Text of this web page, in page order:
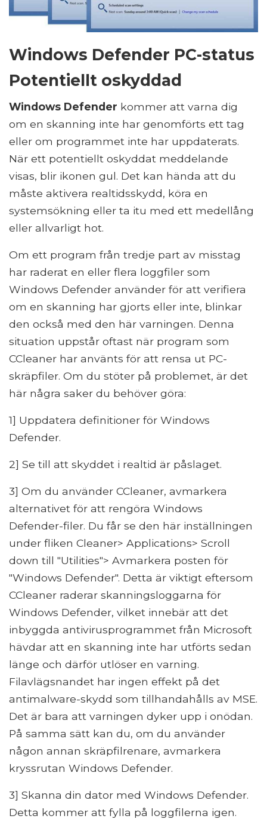
Windows Defender PC-status
Potentiellt oskyddad
Windows Defender kommer att varna dig
om en skanning inte har genomförts ett tag
eller om programmet inte har uppdaterats.
När ett potentiellt oskyddat meddelande
visas, blir ikonen gul. Det kan hända att du
måste aktivera realtidsskydd, köra en
systemsökning eller ta itu med ett medellång
eller allvarligt hot.
Om ett program från tredje part av misstag
har raderat en eller flera loggfiler som
Windows Defender använder för att verifiera
om en skanning har gjorts eller inte, blinkar
den också med den här varningen. Denna
situation uppstår oftast när program som
CCleaner har använts för att rensa ut PC-
skräpfiler. Om du stöter på problemet, är det
här några saker du behöver göra:
1] Uppdatera definitioner för Windows
Defender.
2] Se till att skyddet i realtid är påslaget.
3] Om du använder CCleaner, avmarkera
alternativet för att rengöra Windows
Defender-filer. Du får se den här inställningen
under fliken Cleaner> Applications> Scroll
down till "Utilities"> Avmarkera posten för
"Windows Defender". Detta är viktigt eftersom
CCleaner raderar skanningsloggarna för
Windows Defender, vilket innebär att det
inbyggda antivirusprogrammet från Microsoft
hävdar att en skanning inte har utförts sedan
länge och därför utlöser en varning.
Filavlägsnandet har ingen effekt på det
antimalware-skydd som tillhandahålls av MSE.
Det är bara att varningen dyker upp i onödan.
På samma sätt kan du, om du använder
någon annan skräpfilrenare, avmarkera
kryssrutan Windows Defender.
3] Skanna din dator med Windows Defender.
Detta kommer att fylla på loggfilerna igen.